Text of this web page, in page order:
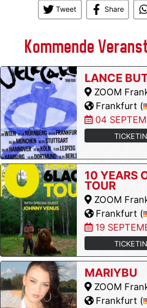
Tweet Share
Kommende
LANCE
ZOOM
Frankfurt (
04
10 YEARS
TOUR
ZOOM
Frankfurt (
19
MARIYBU
ZOOM
Frankfurt (